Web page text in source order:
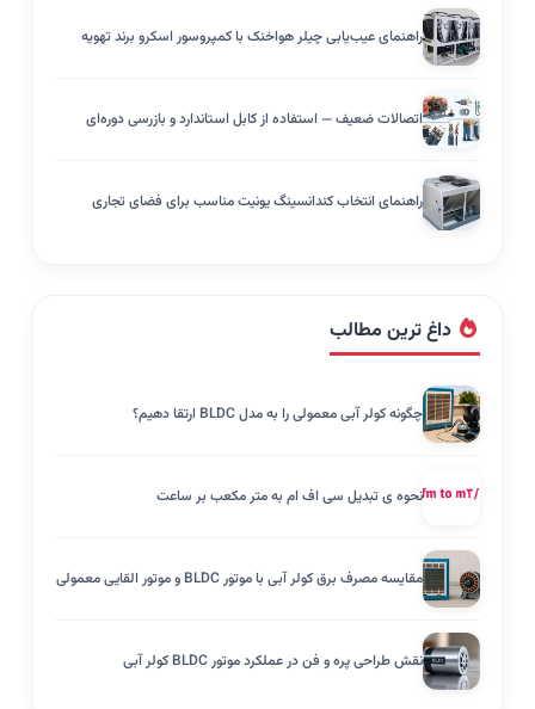
راهنمای عیب‌یابی چیلر هواخنک با کمپروسور اسکرو برند تهویه
اتصالات ضعیف — استفاده از کابل استاندارد و بازرسی دوره‌ای
راهنمای انتخاب کندانسینگ یونیت مناسب برای فضای تجاری
داغ ترین مطالب
چگونه کولر آبی معمولی را به مدل BLDC ارتقا دهیم؟
نحوه ی تبدیل سی اف ام به متر مکعب بر ساعت
مقایسه مصرف برق کولر آبی با موتور BLDC و موتور القایی معمولی
نقش طراحی پره و فن در عملکرد موتور BLDC کولر آبی